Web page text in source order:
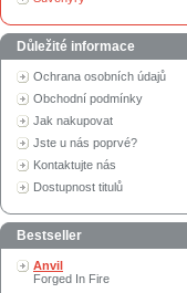
Důležité informace
Ochrana osobních údajů
Obchodní podmínky
Jak nakupovat
Jste u nás poprvé?
Kontaktujte nás
Dostupnost titulů
Bestseller
Anvil
Forged In Fire